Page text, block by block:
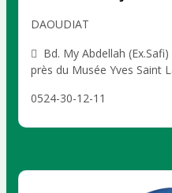
DAOUDIAT
Bd. My Abdellah
près du Musée Yves Saint
0524-30-12-11